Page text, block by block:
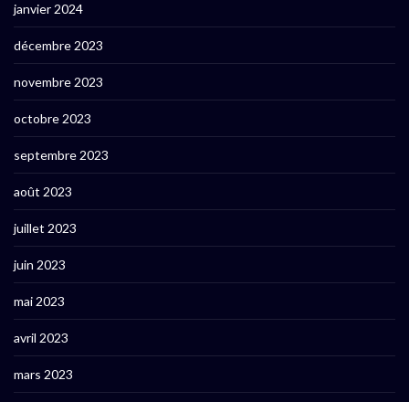
janvier 2024
décembre 2023
novembre 2023
octobre 2023
septembre 2023
août 2023
juillet 2023
juin 2023
mai 2023
avril 2023
mars 2023